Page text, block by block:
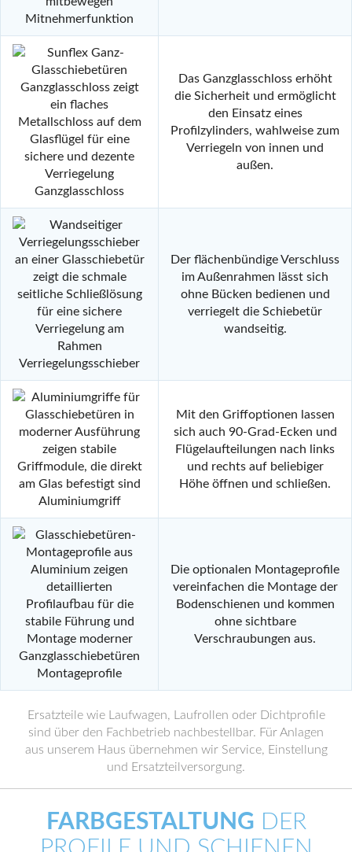
Mitnehmerfunktion
Ganzglasschloss
Das Ganzglasschloss erhöht
die Sicherheit und ermöglicht
den Einsatz eines
Profilzylinders, wahlweise zum
Verriegeln von innen und
außen.
Verriegelungsschieber
Der flächenbündige Verschluss
im Außenrahmen lässt sich
ohne Bücken bedienen und
verriegelt die Schiebetür
wandseitig.
Aluminiumgriff
Mit den Griffoptionen lassen
sich auch 90-Grad-Ecken und
Flügelaufteilungen nach links
und rechts auf beliebiger
Höhe öffnen und schließen.
Montageprofile
Die optionalen Montageprofile
vereinfachen die Montage der
Bodenschienen und kommen
ohne sichtbare
Verschraubungen aus.
Ersatzteile wie Laufwagen, Laufrollen oder Dichtprofile
sind über den Fachbetrieb nachbestellbar. Für Anlagen
aus unserem Haus übernehmen wir Service, Einstellung
und Ersatzteilversorgung.
FARBGESTALTUNG DER